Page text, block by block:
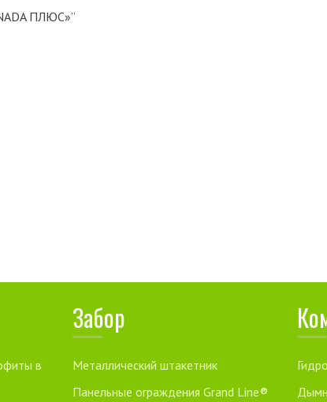
ПЛЮС»”
в
Забор
Металлический штакетник
Панельные ограждения Grand Line®